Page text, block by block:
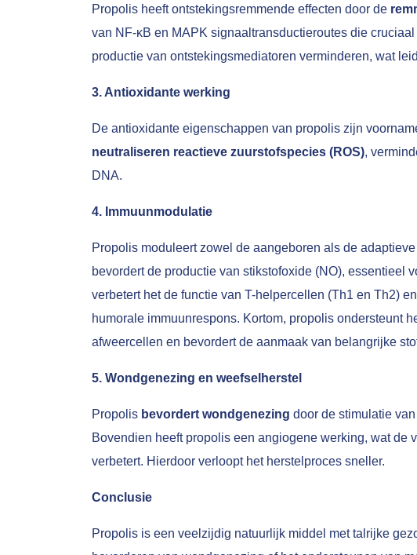
Propolis heeft ontstekingsremmende effecten door de
van NF-κB en MAPK signaaltransductieroutes die
productie van ontstekingsmediatoren verminderen, wat
3. Antioxidante werking
De antioxidante eigenschappen van propolis zijn
neutraliseren reactieve zuurstofspecies (ROS),
DNA.
4. Immuunmodulatie
Propolis moduleert zowel de aangeboren als de
bevordert de productie van stikstofoxide (NO), essentieel
verbetert het de functie van T-helpercellen (Th1 en Th2)
humorale immuunrespons. Kortom, propolis ondersteunt
afweercellen en bevordert de aanmaak van belangrijke
5. Wondgenezing en weefselherstel
Propolis bevordert wondgenezing door de stimulatie
Bovendien heeft propolis een angiogene werking, wat de
verbetert. Hierdoor verloopt het herstelproces sneller.
Conclusie
Propolis is een veelzijdig natuurlijk middel met talrijke